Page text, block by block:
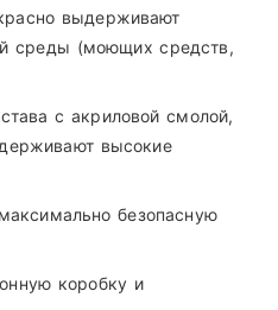
выдерживают
среды (моющих средств,
с акриловой смолой,
высокие
безопасную
коробку и